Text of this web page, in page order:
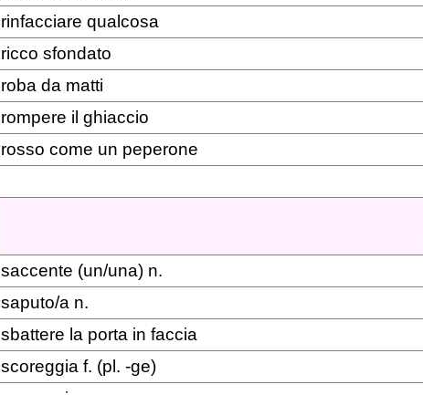
rinfacciare qualcosa
ricco sfondato
roba da matti
rompere il ghiaccio
rosso come un peperone
saccente (un/una) n.
saputo/a n.
sbattere la porta in faccia
scoreggia f. (pl. -ge)